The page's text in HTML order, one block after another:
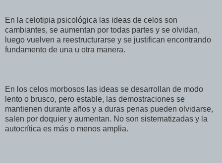
En la celotipia psicológica las ideas de celos son
cambiantes, se aumentan por todas partes y se olvidan,
luego vuelven a reestructurarse y se justifican encontrando
fundamento de una u otra manera.
En los celos morbosos las ideas se desarrollan de modo
lento o brusco, pero estable, las demostraciones se
mantienen durante años y a duras penas pueden olvidarse,
salen por doquier y aumentan. No son sistematizadas y la
autocrítica es más o menos amplia.